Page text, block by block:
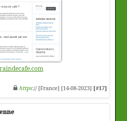
https:// [France] [14-08-2023] [#17]